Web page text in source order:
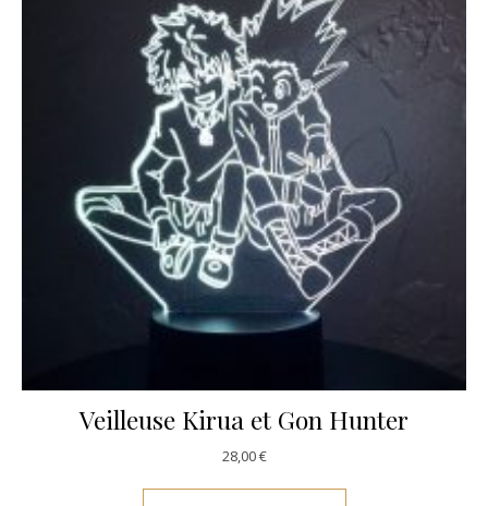
Veilleuse Kirua et Gon Hunter
28,00€